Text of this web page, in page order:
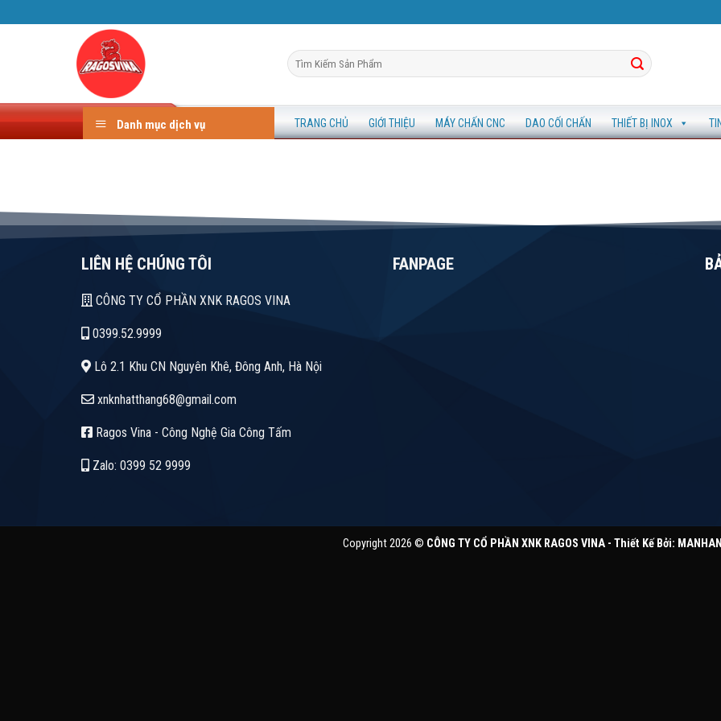
to
Search
for:
Danh mục dịch vụ TRANG CHỦ GIỚI THIỆU MÁY CHẤN CNC DAO CỐI CHẤN THIẾT BỊ INOX
LIÊN HỆ CHÚNG TÔI
CÔNG TY CỔ PHẦN XNK RAGOS VINA
0399.52.9999
Lô 2.1 Khu CN Nguyên Khê, Đông Anh, Hà Nội
xnknhatthang68@gmail.com
Ragos Vina - Công Nghệ Gia Công Tấm
Zalo: 0399 52 9999
FANPAGE
Copyright 2026 © CÔNG TY CỔ PHẦN XNK RAGOS VINA - Thiết Kế Bởi: